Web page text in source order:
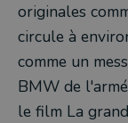
originales
circule à
comme un
BMW de
le film La